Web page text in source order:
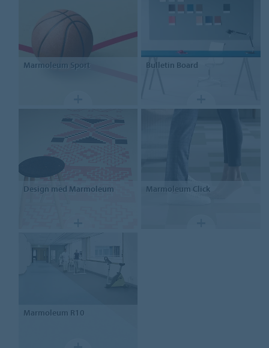
Marmoleum Sport Bulletin Board
Design med Marmoleum Marmoleum Click
Marmoleum R10